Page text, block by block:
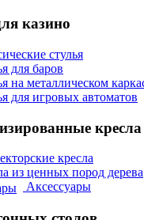
казино
стулья
для баров
на металлическом
для игровых автоматов
кресла
кресла
из ценных пород дерева
Аксессуары